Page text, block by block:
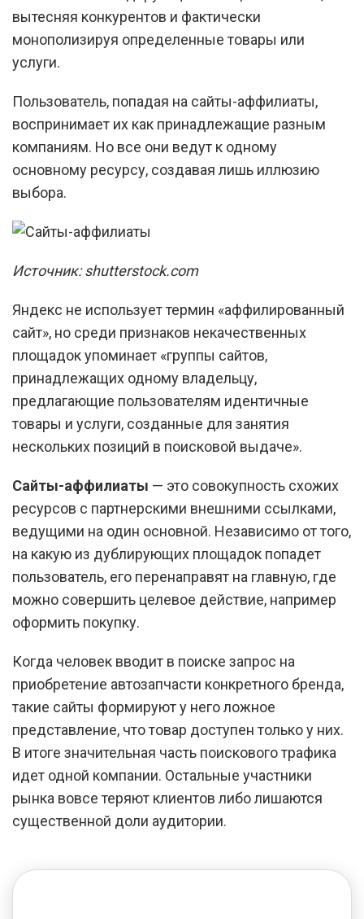
вытесняя конкурентов и фактически
монополизируя определенные товары или
услуги.
Пользователь, попадая на сайты-аффилиаты,
воспринимает их как принадлежащие разным
компаниям. Но все они ведут к одному
основному ресурсу, создавая лишь иллюзию
выбора.
Источник: shutterstock.com
Яндекс не использует термин «аффилированный
сайт», но среди признаков некачественных
площадок упоминает «группы сайтов,
принадлежащих одному владельцу,
предлагающие пользователям идентичные
товары и услуги, созданные для занятия
нескольких позиций в поисковой выдаче».
Сайты-аффилиаты — это совокупность схожих
ресурсов с партнерскими внешними ссылками,
ведущими на один основной. Независимо от того,
на какую из дублирующих площадок попадет
пользователь, его перенаправят на главную, где
можно совершить целевое действие, например
оформить покупку.
Когда человек вводит в поиске запрос на
приобретение автозапчасти конкретного бренда,
такие сайты формируют у него ложное
представление, что товар доступен только у них.
В итоге значительная часть поискового трафика
идет одной компании. Остальные участники
рынка вовсе теряют клиентов либо лишаются
существенной доли аудитории.